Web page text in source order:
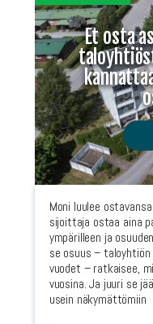
Et osta
Moni luulee
sijoittaja ostaa aina
ympärilleen ja
se osuus –
vuodet – ratkaisee,
vuosina. Ja juuri se
usein näkymättömiin